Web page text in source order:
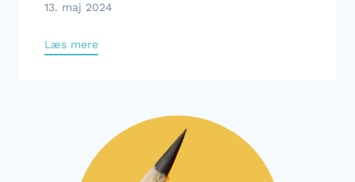
13. maj 2024
Læs mere